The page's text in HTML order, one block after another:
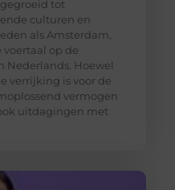
tot
culturen en
als Amsterdam,
voertaal op de
Nederlands. Hoewel
verrijking is voor de
vermogen
uitdagingen met